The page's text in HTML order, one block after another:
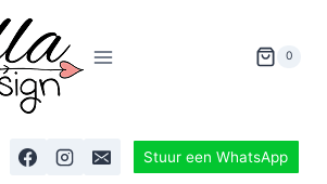
0
Stuur een WhatsApp